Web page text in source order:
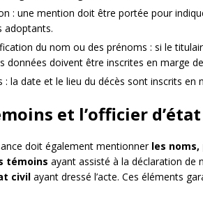
: une mention doit être portée pour
adoptants.
du nom ou des prénoms : si le
données doivent être inscrites en marge
: la date et le lieu du décès sont inscrits en
et l’officier
doit également mentionner les
témoins ayant assisté à la déclaration de
civil ayant dressé l’acte. Ces éléments